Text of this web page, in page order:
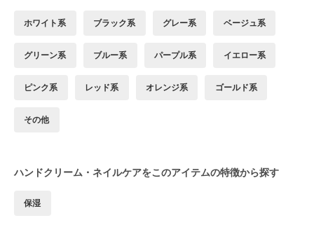
ホワイト系 ブラック系 グレー系 ベージュ系
グリーン系 ブルー系 パープル系 イエロー系
ピンク系 レッド系 オレンジ系 ゴールド系
その他
ハンドクリーム・ネイルケアをこのアイテムの特徴から探す
保湿